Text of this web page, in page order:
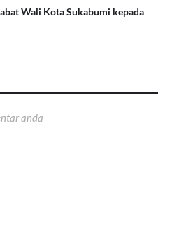
Wali Kota Sukabumi kepada
anda